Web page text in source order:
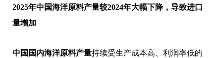
2025年中国海洋原料产量较2024年大幅下降，导致进口
量增加
中国国内海洋原料产量持续受生产成本高、利润率低的